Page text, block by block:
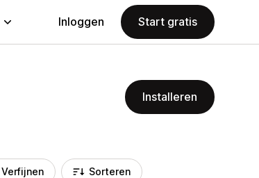
Inloggen Start gratis
Installeren
Verfijnen Sorteren